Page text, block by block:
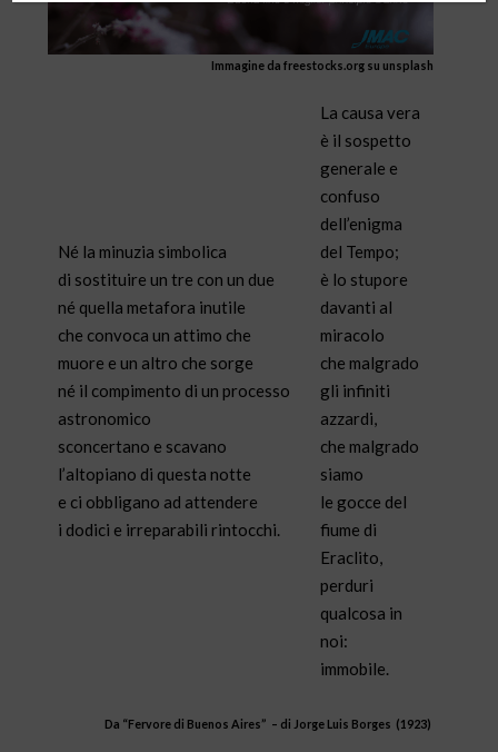
Immagine da freestocks.org su unsplash
Né la minuzia simbolica
di sostituire un tre con un due
né quella metafora inutile
che convoca un attimo che
muore e un altro che sorge
né il compimento di un processo
astronomico
sconcertano e scavano
l’altopiano di questa notte
e ci obbligano ad attendere
i dodici e irreparabili rintocchi.
La causa vera
è il sospetto
generale e
confuso
dell’enigma
del Tempo;
è lo stupore
davanti al
miracolo
che malgrado
gli infiniti
azzardi,
che malgrado
siamo
le gocce del
fiume di
Eraclito,
perduri
qualcosa in
noi:
immobile.
Da “Fervore di Buenos Aires” – di Jorge Luis Borges (1923)